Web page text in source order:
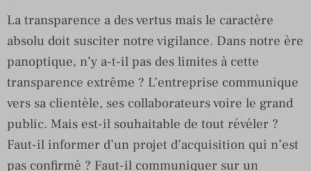
La transparence a des vertus mais le caractère
absolu doit susciter notre vigilance. Dans notre ère
panoptique, n’y a-t-il pas des limites à cette
transparence extrême ? L’entreprise communique
vers sa clientèle, ses collaborateurs voire le grand
public. Mais est-il souhaitable de tout révéler ?
Faut-il informer d’un projet d’acquisition qui n’est
pas confirmé ? Faut-il communiquer sur un